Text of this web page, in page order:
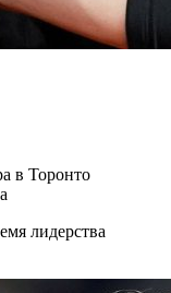
в Торонто
лидерства